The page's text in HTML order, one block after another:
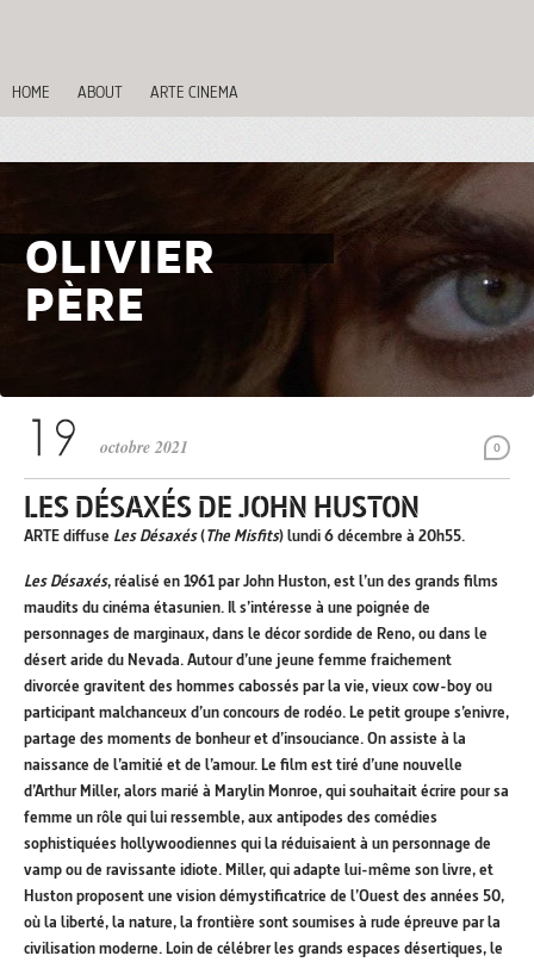
HOME ABOUT ARTE CINEMA
OLIVIER
PÈRE
0
octobre 2021
LES DÉSAXÉS DE JOHN HUSTON
ARTE diffuse Les Désaxés(The Misfits) lundi 6 décembre à 20h55.
Les Désaxés, réalisé en 1961 par John Huston, est l’un des grands films
maudits du cinéma étasunien. Il s’intéresse à une poignée de
personnages de marginaux, dans le décor sordide de Reno, ou dans le
désert aride du Nevada. Autour d’une jeune femme fraichement
divorcée gravitent des hommes cabossés par la vie, vieux cow-boy ou
participant malchanceux d’un concours de rodéo. Le petit groupe s’enivre,
partage des moments de bonheur et d’insouciance. On assiste à la
naissance de l’amitié et de l’amour. Le film est tiré d’une nouvelle
d’Arthur Miller, alors marié à Marylin Monroe, qui souhaitait écrire pour sa
femme un rôle qui lui ressemble, aux antipodes des comédies
sophistiquées hollywoodiennes qui la réduisaient à un personnage de
vamp ou de ravissante idiote. Miller, qui adapte lui-même son livre, et
Huston proposent une vision démystificatrice de l’Ouest des années 50,
où la liberté, la nature, la frontière sont soumises à rude épreuve par la
civilisation moderne. Loin de célébrer les grands espaces désertiques, le